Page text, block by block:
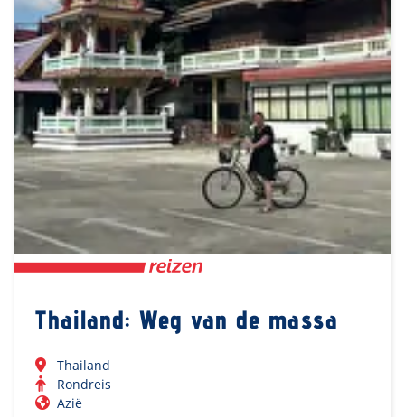
Thailand: Weg van de massa
Thailand
Rondreis
Azië